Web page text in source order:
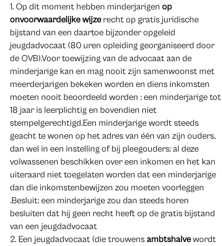
Op dit moment hebben minderjarigen op
onvoorwaardelijke wijzerecht op gratis juridische
bijstand van een daartoe bijzonder opgeleid
jeugdadvocaat (80 uren opleiding georganiseerd door
de OVB).Voor toewijzing van de advocaat aan de
minderjarige kan en mag nooit zijn samenwoonst met
meerderjarigen bekeken worden en diens inkomsten
moeten nooit beoordeeld worden : een minderjarige tot
18 jaar is leerplichtig en bovendien niet
stempelgerechtigd.Een minderjarige wordt steeds
geacht te wonen op het adres van één van zijn ouders,
dan wel in een instelling of bij pleegouders: al deze
volwassenen beschikken over een inkomen en het kan
uiteraard niet toegelaten worden dat een minderjarige
dan die inkomstenbewijzen zou moeten voorleggen
.Besluit: een minderjarige zou dan steeds horen
besluiten dat hij geen recht heeft op de gratis bijstand
van een jeugdadvocaat
Een jeugdadvocaat (die trouwensambtshalvewordt